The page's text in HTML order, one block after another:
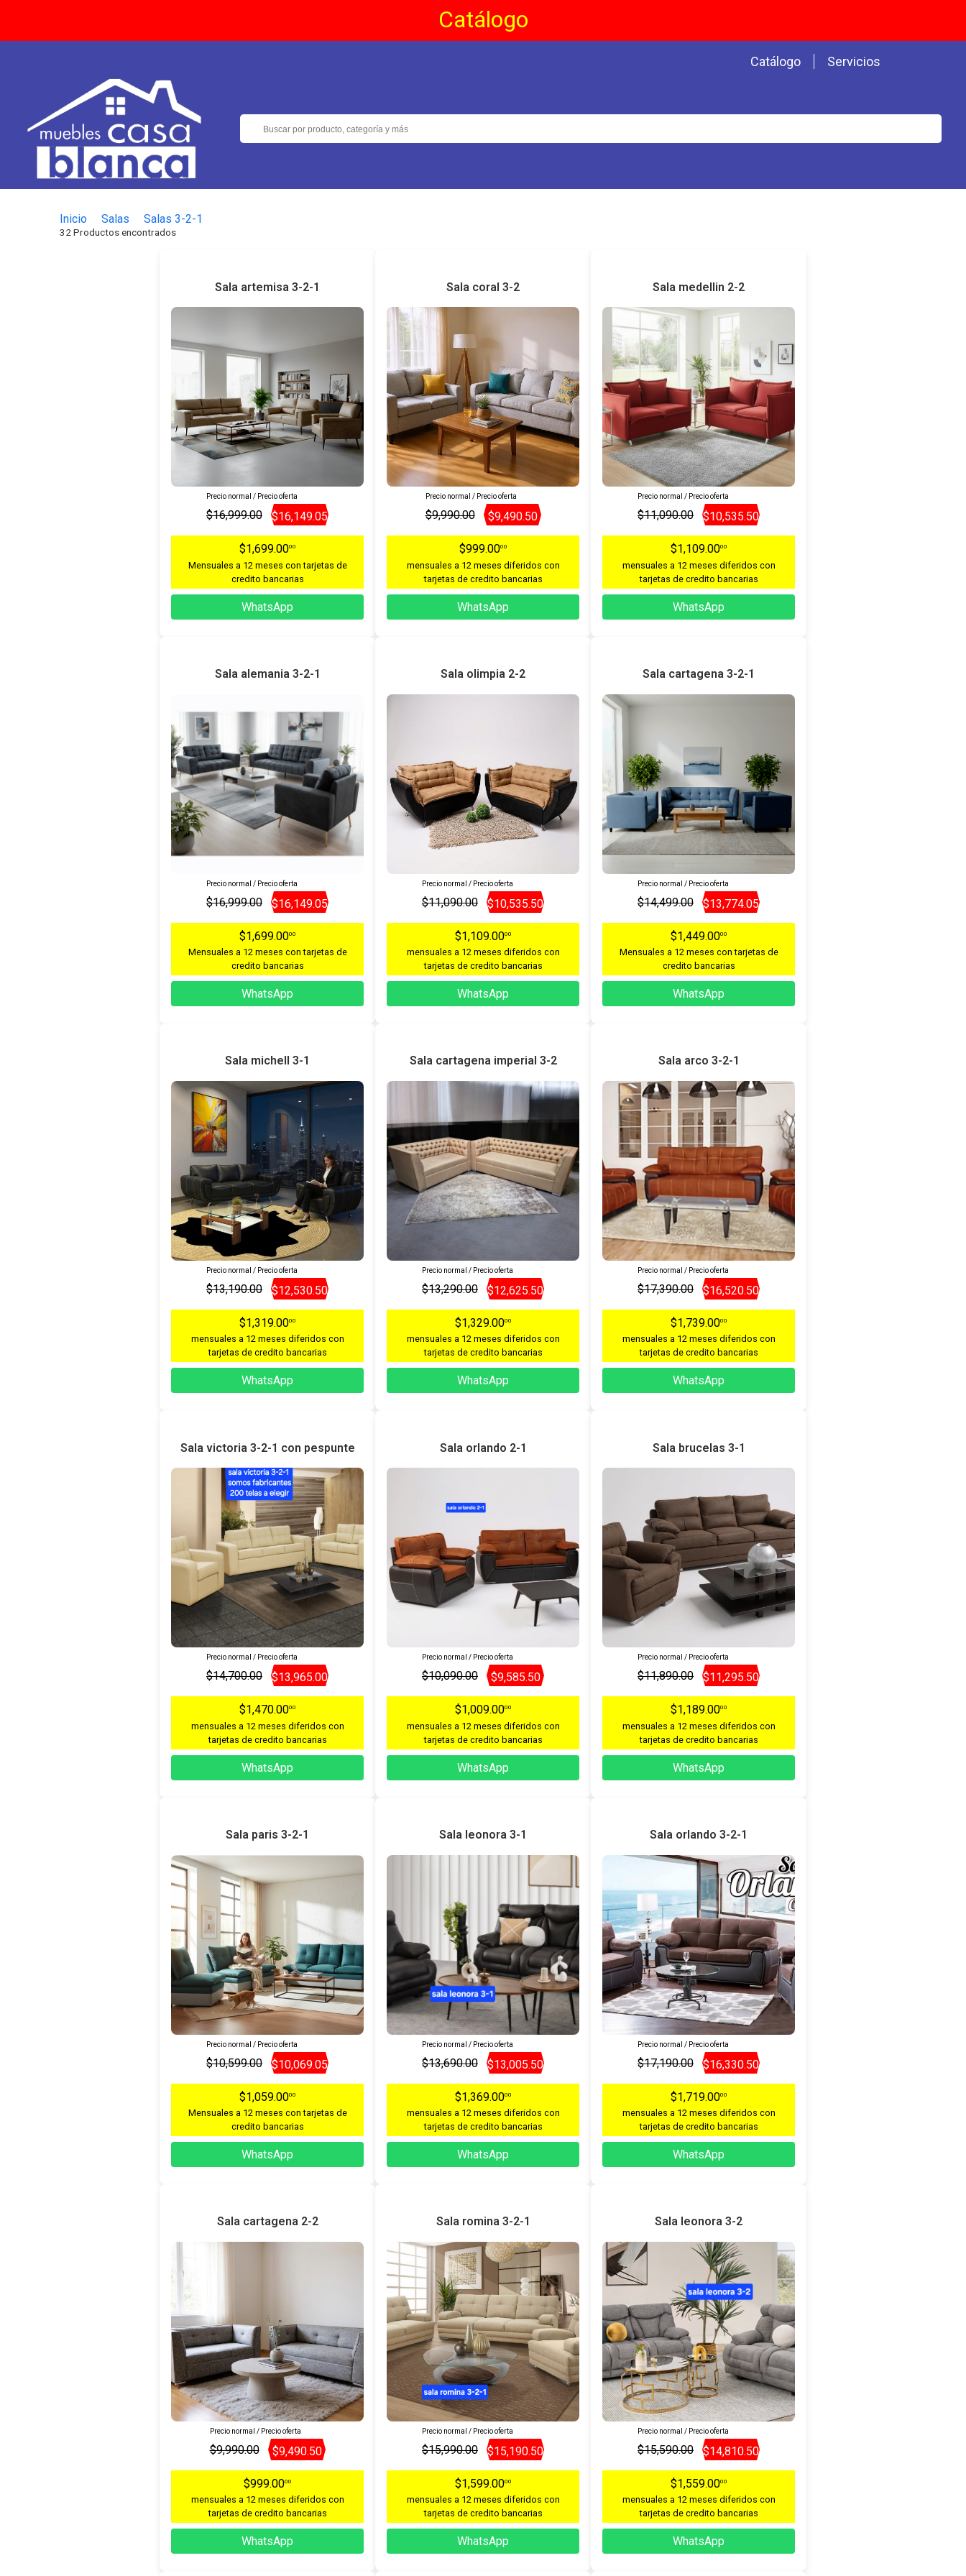
Catálogo
Catálogo Servicios
Inicio Salas Salas 3-2-1
32 Productos encontrados
Sala artemisa 3-2-1
Precio normal / Precio oferta
$16,999.00 $16,149.05
$1,699.0000
Mensuales a 12 meses con tarjetas de
credito bancarias
WhatsApp
Sala coral 3-2
Precio normal / Precio oferta
$9,990.00 $9,490.50
$999.0000
mensuales a 12 meses diferidos con
tarjetas de credito bancarias
WhatsApp
Sala medellin 2-2
Precio normal / Precio oferta
$11,090.00 $10,535.50
$1,109.0000
mensuales a 12 meses diferidos con
tarjetas de credito bancarias
WhatsApp
Sala alemania 3-2-1
Precio normal / Precio oferta
$16,999.00 $16,149.05
$1,699.0000
Mensuales a 12 meses con tarjetas de
credito bancarias
WhatsApp
Sala olimpia 2-2
Precio normal / Precio oferta
$11,090.00 $10,535.50
$1,109.0000
mensuales a 12 meses diferidos con
tarjetas de credito bancarias
WhatsApp
Sala cartagena 3-2-1
Precio normal / Precio oferta
$14,499.00 $13,774.05
$1,449.0000
Mensuales a 12 meses con tarjetas de
credito bancarias
WhatsApp
Sala michell 3-1
Precio normal / Precio oferta
$13,190.00 $12,530.50
$1,319.0000
mensuales a 12 meses diferidos con
tarjetas de credito bancarias
WhatsApp
Sala cartagena imperial 3-2
Precio normal / Precio oferta
$13,290.00 $12,625.50
$1,329.0000
mensuales a 12 meses diferidos con
tarjetas de credito bancarias
WhatsApp
Sala arco 3-2-1
Precio normal / Precio oferta
$17,390.00 $16,520.50
$1,739.0000
mensuales a 12 meses diferidos con
tarjetas de credito bancarias
WhatsApp
Sala victoria 3-2-1 con pespunte
Precio normal / Precio oferta
$14,700.00 $13,965.00
$1,470.0000
mensuales a 12 meses diferidos con
tarjetas de credito bancarias
WhatsApp
Sala orlando 2-1
Precio normal / Precio oferta
$10,090.00 $9,585.50
$1,009.0000
mensuales a 12 meses diferidos con
tarjetas de credito bancarias
WhatsApp
Sala brucelas 3-1
Precio normal / Precio oferta
$11,890.00 $11,295.50
$1,189.0000
mensuales a 12 meses diferidos con
tarjetas de credito bancarias
WhatsApp
Sala paris 3-2-1
Precio normal / Precio oferta
$10,599.00 $10,069.05
$1,059.0000
Mensuales a 12 meses con tarjetas de
credito bancarias
WhatsApp
Sala leonora 3-1
Precio normal / Precio oferta
$13,690.00 $13,005.50
$1,369.0000
mensuales a 12 meses diferidos con
tarjetas de credito bancarias
WhatsApp
Sala orlando 3-2-1
Precio normal / Precio oferta
$17,190.00 $16,330.50
$1,719.0000
mensuales a 12 meses diferidos con
tarjetas de credito bancarias
WhatsApp
Sala cartagena 2-2
Precio normal / Precio oferta
$9,990.00 $9,490.50
$999.0000
mensuales a 12 meses diferidos con
tarjetas de credito bancarias
WhatsApp
Sala romina 3-2-1
Precio normal / Precio oferta
$15,990.00 $15,190.50
$1,599.0000
mensuales a 12 meses diferidos con
tarjetas de credito bancarias
WhatsApp
Sala leonora 3-2
Precio normal / Precio oferta
$15,590.00 $14,810.50
$1,559.0000
mensuales a 12 meses diferidos con
tarjetas de credito bancarias
WhatsApp